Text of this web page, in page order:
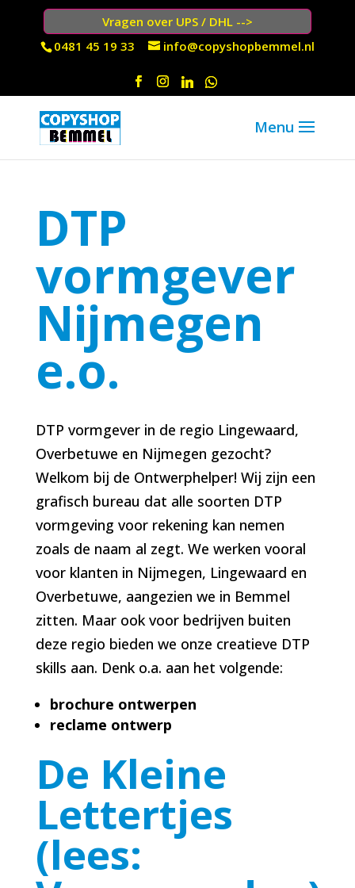
Vragen over UPS / DHL -->
0481 45 19 33
info@copyshopbemmel.nl
DTP
vormgever
Nijmegen
e.o.
DTP vormgever in de regio Lingewaard,
Overbetuwe en Nijmegen gezocht?
Welkom bij de Ontwerphelper! Wij zijn een
grafisch bureau dat alle soorten DTP
vormgeving voor rekening kan nemen
zoals de naam al zegt. We werken vooral
voor klanten in Nijmegen, Lingewaard en
Overbetuwe, aangezien we in Bemmel
zitten. Maar ook voor bedrijven buiten
deze regio bieden we onze creatieve DTP
skills aan. Denk o.a. aan het volgende:
brochure ontwerpen
reclame ontwerp
De Kleine
Lettertjes
(lees: